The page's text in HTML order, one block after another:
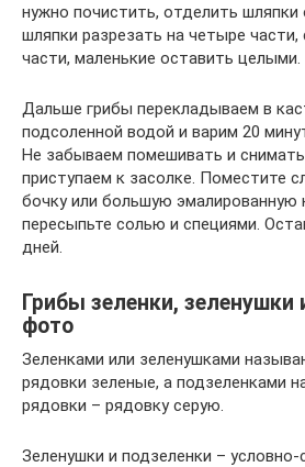
нужно почистить, отделить
шляпки разрезать на четыре части,
части, маленькие оставить целыми.
Дальше грибы перекладываем в
подсоленной водой и варим 20
Не забываем помешивать и снимать
приступаем к засолке. Поместите
бочку или большую эмалированную
пересыпьте солью и специями.
дней.
Грибы зеленки, зеленушки
фото
Зеленками или зеленушками
рядовки зеленые, а подзеленками
рядовки – рядовку серую.
Зеленушки и подзеленки –